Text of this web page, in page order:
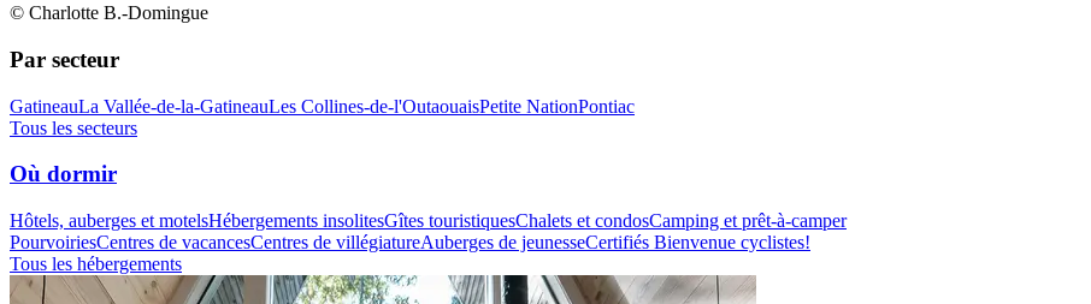
© Charlotte B.-Domingue
Par secteur
GatineauLa Vallée-de-la-GatineauLes Collines-de-l'OutaouaisPetite NationPontiac
Tous les secteurs
Où dormir
Hôtels, auberges et motelsHébergements insolitesGîtes touristiquesChalets et condosCamping et prêt-à-camper
PourvoiriesCentres de vacancesCentres de villégiatureAuberges de jeunesseCertifiés Bienvenue cyclistes!
Tous les hébergements